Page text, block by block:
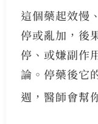
這個藥起效慢
停或亂加，後
停、或嫌副作
論。停藥後它
週，醫師會幫